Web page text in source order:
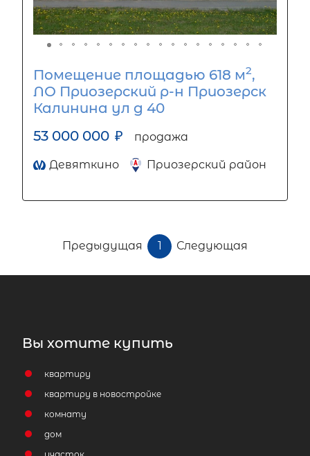
Помещение площадью 618 м2,
ЛО Приозерский р-н Приозерск
Калинина ул д 40
53 000 000 ₽ продажа
Девяткино Приозерский район
Предыдущая 1 Следующая
Вы хотите купить
квартиру
квартиру в новостройке
комнату
дом